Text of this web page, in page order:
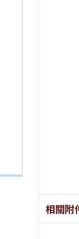
相關附